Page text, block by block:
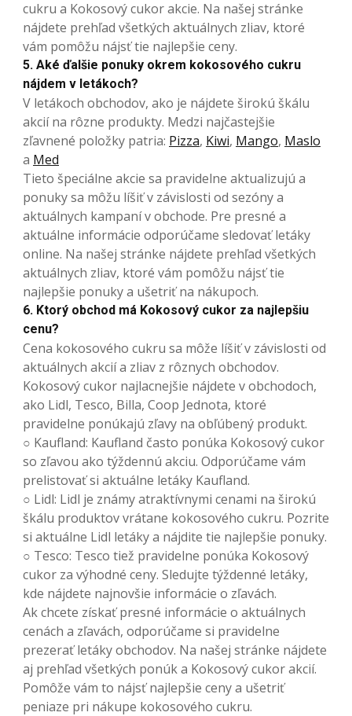
cukru a Kokosový cukor akcie. Na našej stránke
nájdete prehľad všetkých aktuálnych zliav, ktoré
vám pomôžu nájsť tie najlepšie ceny.
5. Aké ďalšie ponuky okrem kokosového cukru
nájdem v letákoch?
V letákoch obchodov, ako je nájdete širokú škálu
akcií na rôzne produkty. Medzi najčastejšie
zľavnené položky patria: Pizza, Kiwi, Mango, Maslo
a Med
Tieto špeciálne akcie sa pravidelne aktualizujú a
ponuky sa môžu líšiť v závislosti od sezóny a
aktuálnych kampaní v obchode. Pre presné a
aktuálne informácie odporúčame sledovať letáky
online. Na našej stránke nájdete prehľad všetkých
aktuálnych zliav, ktoré vám pomôžu nájsť tie
najlepšie ponuky a ušetriť na nákupoch.
6. Ktorý obchod má Kokosový cukor za najlepšiu
cenu?
Cena kokosového cukru sa môže líšiť v závislosti od
aktuálnych akcií a zliav z rôznych obchodov.
Kokosový cukor najlacnejšie nájdete v obchodoch,
ako Lidl, Tesco, Billa, Coop Jednota, ktoré
pravidelne ponúkajú zľavy na obľúbený produkt.
○ Kaufland: Kaufland často ponúka Kokosový cukor
so zľavou ako týždennú akciu. Odporúčame vám
prelistovať si aktuálne letáky Kaufland.
○ Lidl: Lidl je známy atraktívnymi cenami na širokú
škálu produktov vrátane kokosového cukru. Pozrite
si aktuálne Lidl letáky a nájdite tie najlepšie ponuky.
○ Tesco: Tesco tiež pravidelne ponúka Kokosový
cukor za výhodné ceny. Sledujte týždenné letáky,
kde nájdete najnovšie informácie o zľavách.
Ak chcete získať presné informácie o aktuálnych
cenách a zľavách, odporúčame si pravidelne
prezerať letáky obchodov. Na našej stránke nájdete
aj prehľad všetkých ponúk a Kokosový cukor akcií.
Pomôže vám to nájsť najlepšie ceny a ušetriť
peniaze pri nákupe kokosového cukru.